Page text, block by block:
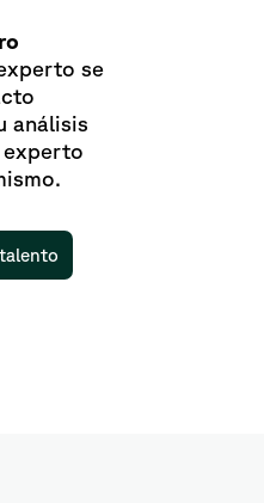
se
análisis
experto